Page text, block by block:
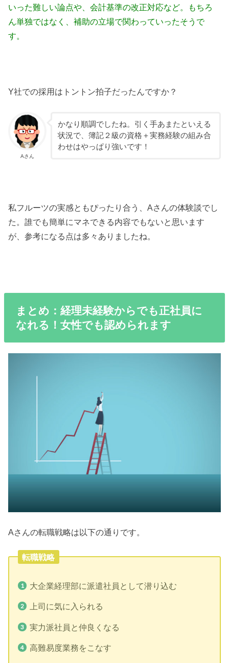
いった難しい論点や、会計基準の改正対応など。もちろ
ん単独ではなく、補助の立場で関わっていったそうで
す。
Y社での採用はトントン拍子だったんですか？
Aさん
かなり順調でしたね。引く手あまたといえる
状況で、簿記２級の資格＋実務経験の組み合
わせはやっぱり強いです！
私フルーツの実感ともぴったり合う、Aさんの体験談でし
た。誰でも簡単にマネできる内容でもないと思います
が、参考になる点は多々ありましたね。
まとめ：経理未経験からでも正社員に
なれる！女性でも認められます
Aさんの転職戦略は以下の通りです。
転職戦略
大企業経理部に派遣社員として潜り込む
上司に気に入られる
実力派社員と仲良くなる
高難易度業務をこなす